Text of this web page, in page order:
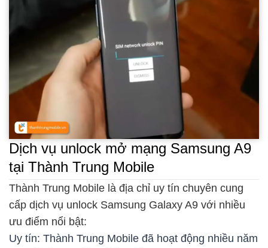
Dịch vụ unlock mở mạng Samsung A9
tại Thành Trung Mobile
Thành Trung Mobile là địa chỉ uy tín chuyên cung
cấp dịch vụ unlock Samsung Galaxy A9 với nhiều
ưu điểm nổi bật:
Uy tín: Thành Trung Mobile đã hoạt động nhiều năm